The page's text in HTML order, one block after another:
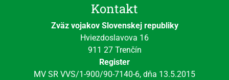
Kontakt
Zväz vojakov Slovenskej republiky
Hviezdoslavova 16
911 27 Trenčín
Register
MV SR VVS/1-900/90-7140-6, dňa 13.5.2015